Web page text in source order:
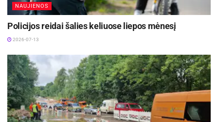
NAUJIENOS
Policijos reidai šalies keliuose liepos mėnesį
2026-07-13